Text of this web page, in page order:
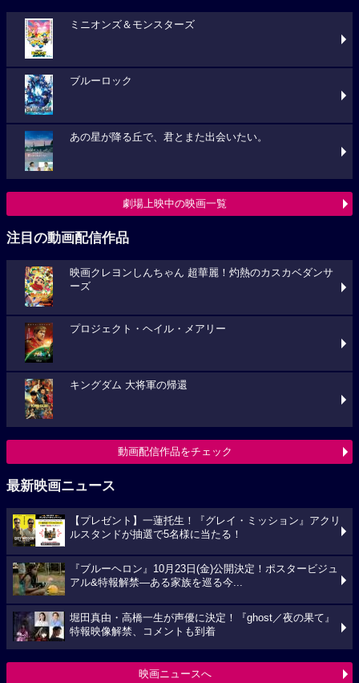
ミニオンズ＆モンスターズ
ブルーロック
あの星が降る丘で、君とまた出会いたい。
劇場上映中の映画一覧
注目の動画配信作品
映画クレヨンしんちゃん 超華麗！灼熱のカスカベダンサ
ーズ
プロジェクト・ヘイル・メアリー
キングダム 大将軍の帰還
動画配信作品をチェック
最新映画ニュース
【プレゼント】一蓮托生！『グレイ・ミッション』アクリ
ルスタンドが抽選で5名様に当たる！
『ブルーヘロン』10月23日(金)公開決定！ポスタービジュ
アル&特報解禁―ある家族を巡る今...
堀田真由・高橋一生が声優に決定！『ghost／夜の果て』
特報映像解禁、コメントも到着
映画ニュースへ